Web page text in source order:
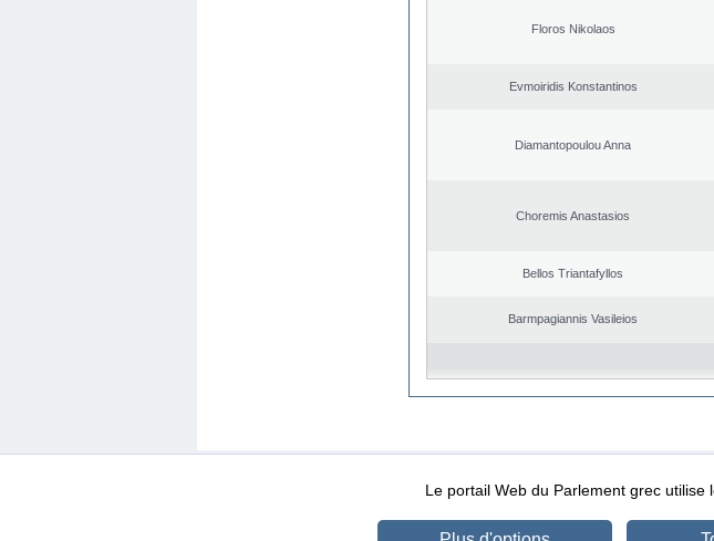
Floros Nikolaos
Evmoiridis Konstantinos
Diamantopoulou Anna
Choremis Anastasios
Bellos Triantafyllos
Barmpagiannis Vasileios
Conditions d’utilisation Data Protection Security & Access
Le portail Web du Parlement grec